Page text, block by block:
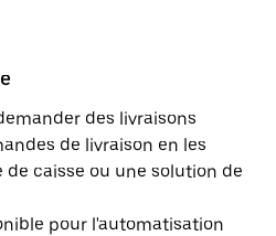
des livraisons
de livraison en les
caisse ou une solution de
pour l'automatisation